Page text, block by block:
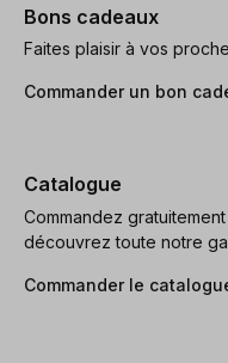
Bons cadeaux
Faites plaisir à vos
Commander un bon
Catalogue
Commandez
découvrez toute notre
Commander le